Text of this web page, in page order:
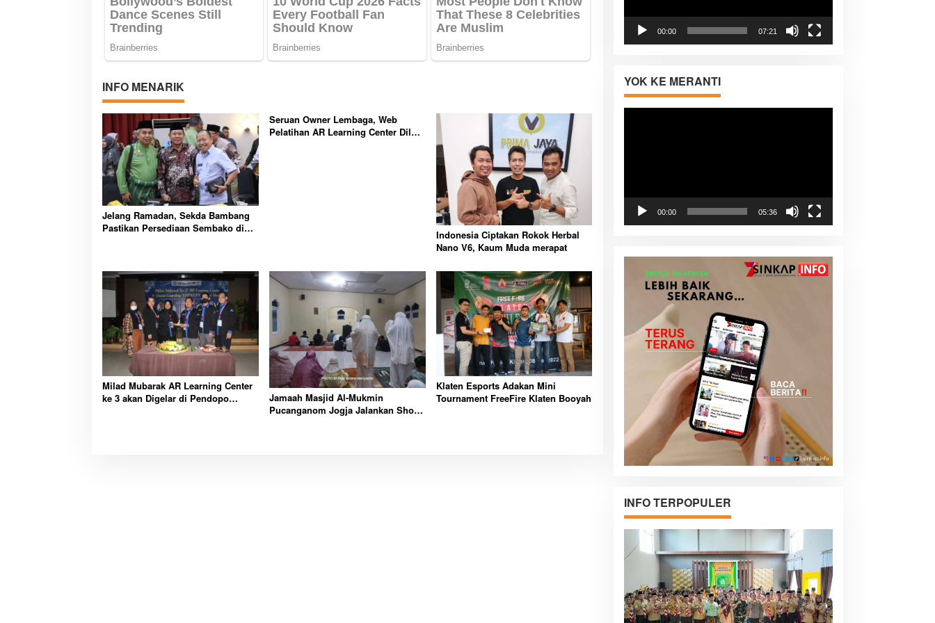
INFO MENARIK
Jelang Ramadan, Sekda Bambang
Pastikan Persediaan Sembako di
Seruan Owner Lembaga, Web
Pelatihan AR Learning Center Diluar
Indonesia Ciptakan Rokok Herbal
Nano V6, Kaum Muda merapat
Milad Mubarak AR Learning Center
ke 3 akan Digelar di Pendopo
Jamaah Masjid Al-Mukmin
Pucanganom Jogja Jalankan Sholat
Klaten Esports Adakan Mini
Tournament FreeFire Klaten Booyah
00:00 07:21
YOK KE MERANTI
00:00 05:36
INFO TERPOPULER